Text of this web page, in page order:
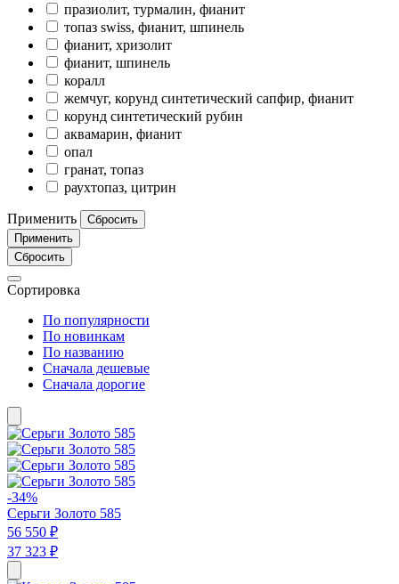
празиолит, турмалин, фианит
топаз swiss, фианит, шпинель
фианит, хризолит
фианит, шпинель
коралл
жемчуг, корунд синтетический сапфир, фианит
корунд синтетический рубин
аквамарин, фианит
опал
гранат, топаз
раухтопаз, цитрин
Применить
Сбросить
Применить
Сбросить
Сортировка
По популярности
По новинкам
По названию
Сначала дешевые
Сначала дорогие
-34%
Серьги Золото 585
56 550 ₽
37 323 ₽